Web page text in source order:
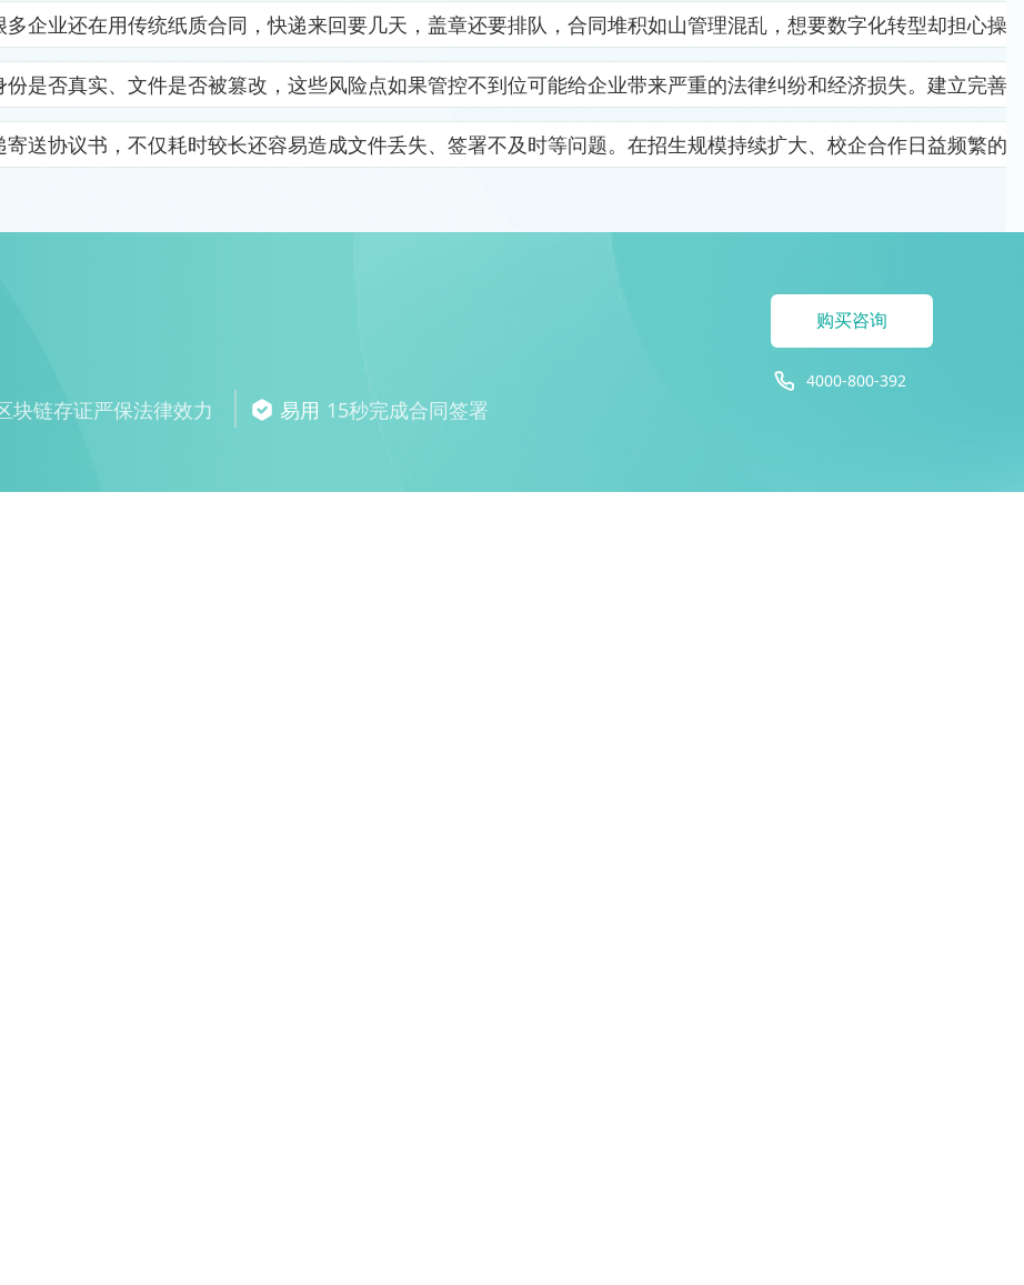
企业还在用传统纸质合同，快递来回要几天，盖章还要排队，合同堆积如山管理混乱，想要数字化转型却担心操
否真实、文件是否被篡改，这些风险点如果管控不到位可能给企业带来严重的法律纠纷和经济损失。建立完
协议书，不仅耗时较长还容易造成文件丢失、签署不及时等问题。在招生规模持续扩大、校企合作日益频繁
块链存证严保法律效力 易用 15秒完成合同签署
购买咨询
4000-800-392